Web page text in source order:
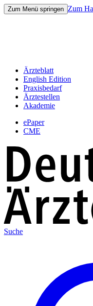
Zum Menü springen Zum
Ärzteblatt
English Edition
Praxisbedarf
Ärztestellen
Akademie
ePaper
CME
Suche